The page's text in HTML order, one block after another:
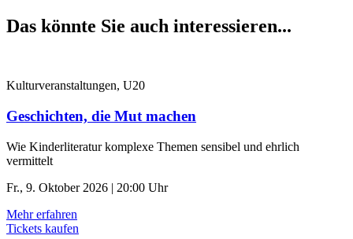
Das könnte Sie auch interessieren...
Kulturveranstaltungen, U20
Geschichten, die Mut machen
Wie Kinderliteratur komplexe Themen sensibel und ehrlich
vermittelt
Fr., 9. Oktober 2026 | 20:00 Uhr
Mehr erfahren
Tickets kaufen